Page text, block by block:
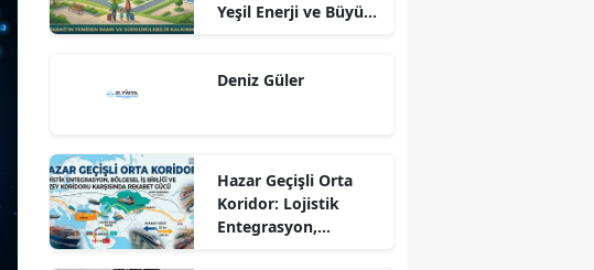
Yeşil Enerji ve Büyük
Sürdürülebilir
Deniz Güler
Hazar Geçişli Orta
Koridor: Lojistik
Entegrasyon,